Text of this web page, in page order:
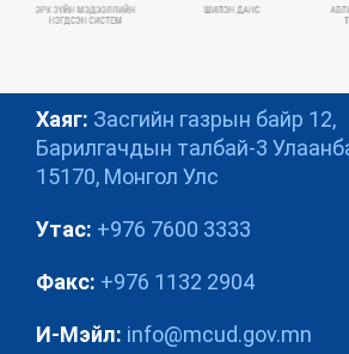
Хаяг: Засгийн газрын байр 12,
Барилгачдын талбай-3
15170, Монгол Улс
Утас: +976 7600 3333
Факс: +976 1132 2904
И-Мэйл: info@mcud.gov.mn